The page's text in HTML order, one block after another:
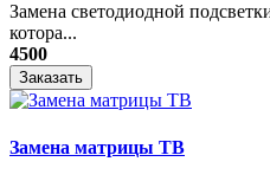
Замена светодиодной
котора...
4500
Заказать
Замена матрицы ТВ